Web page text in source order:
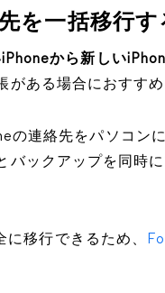
を一括移行す
から新しい
ある場合におすすめ
の連絡先をパソコン
ックアップを同時
移行できるため、